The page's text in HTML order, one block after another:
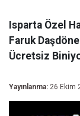
Isparta Özel
Faruk
Ücretsiz
Yayınlanma: 26 Ekim